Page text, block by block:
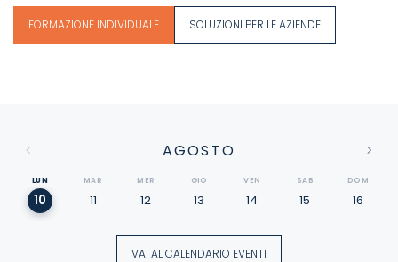
FORMAZIONE INDIVIDUALE SOLUZIONI PER LE AZIENDE
AGOSTO
LUN
10
MAR
11
MER
12
GIO
13
VEN
14
SAB
15
DOM
16
VAI AL CALENDARIO EVENTI